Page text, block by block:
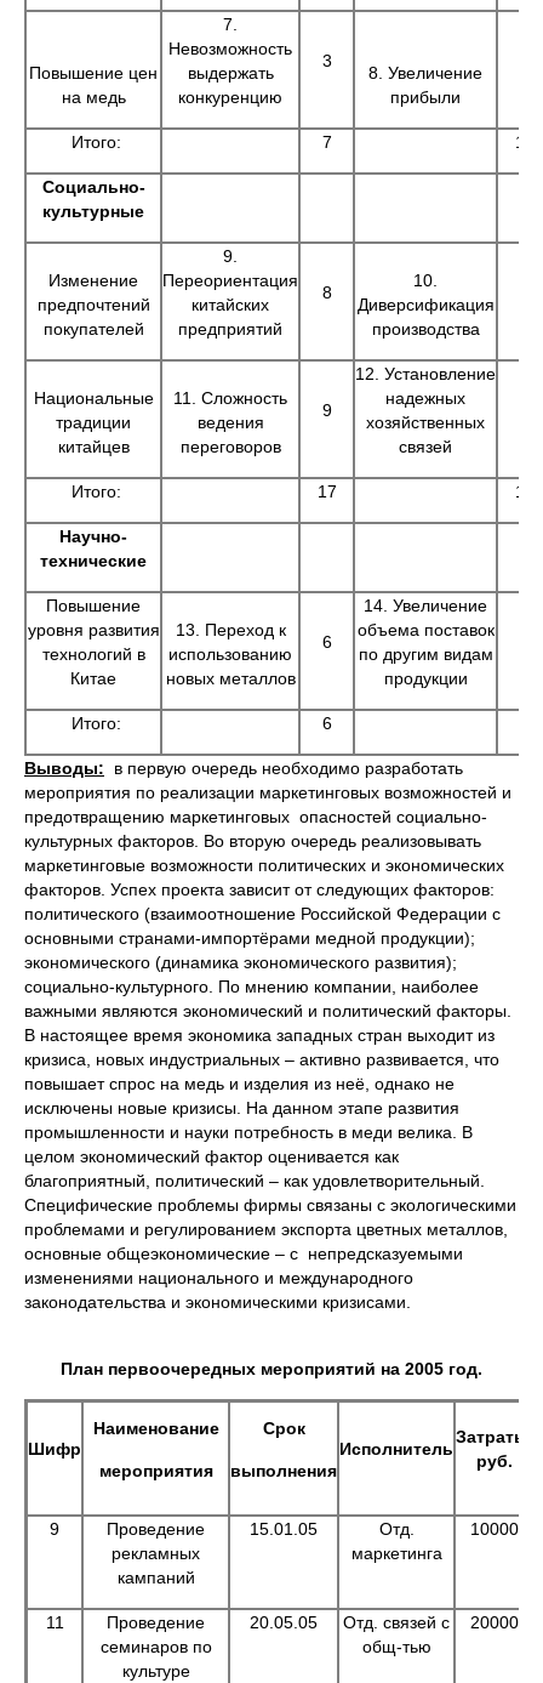
Повышение цен
на медь
7.
Невозможность
выдержать
конкуренцию
3
8. Увеличение
прибыли
Итого: 7 13
Социально-
культурные
Изменение
предпочтений
покупателей
9.
Переориентация
китайских
предприятий
8
10.
Диверсификация
производства
Национальные
традиции
китайцев
11. Сложность
ведения
переговоров
9
12. Установление
надежных
хозяйственных
связей
Итого: 17 15
Научно-
технические
Повышение
уровня развития
технологий в
Китае
13. Переход к
использованию
новых металлов
6
14. Увеличение
объема поставок
по другим видам
продукции
Итого: 6
Выводы: в первую очередь необходимо разработать
мероприятия по реализации маркетинговых возможностей и
предотвращению маркетинговых опасностей социально-
культурных факторов. Во вторую очередь реализовывать
маркетинговые возможности политических и экономических
факторов. Успех проекта зависит от следующих факторов:
политического (взаимоотношение Российской Федерации с
основными странами-импортёрами медной продукции);
экономического (динамика экономического развития);
социально-культурного. По мнению компании, наиболее
важными являются экономический и политический факторы.
В настоящее время экономика западных стран выходит из
кризиса, новых индустриальных – активно развивается, что
повышает спрос на медь и изделия из неё, однако не
исключены новые кризисы. На данном этапе развития
промышленности и науки потребность в меди велика. В
целом экономический фактор оценивается как
благоприятный, политический – как удовлетворительный.
Специфические проблемы фирмы связаны с экологическими
проблемами и регулированием экспорта цветных металлов,
основные общеэкономические – с непредсказуемыми
изменениями национального и международного
законодательства и экономическими кризисами.
План первоочередных мероприятий на 2005 год.
Шифр
Наименование
мероприятия
Срок
выполнения
Исполнитель
Затраты,
руб.
9
Проведение
рекламных
кампаний
15.01.05
Отд.
маркетинга
10000
11
Проведение
семинаров по
культуре
20.05.05
Отд. связей с
общ-тью
20000